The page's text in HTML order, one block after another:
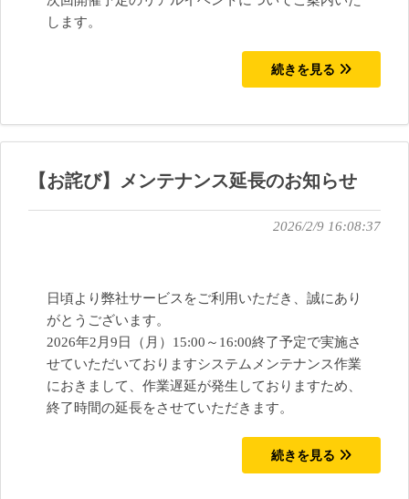
します。
続きを見る
【お詫び】メンテナンス延長のお知らせ
2026/2/9 16:08:37
日頃より弊社サービスをご利用いただき、誠にあり
がとうございます。
2026年2月9日（月）15:00～16:00終了予定で実施さ
せていただいておりますシステムメンテナンス作業
におきまして、作業遅延が発生しておりますため、
終了時間の延長をさせていただきます。
続きを見る